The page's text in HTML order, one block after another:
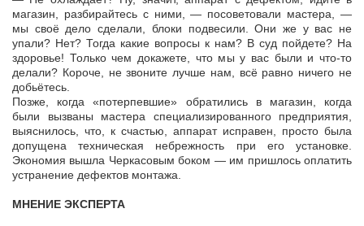
магазин, разбирайтесь с ними, — посоветовали мастера, —
мы своё дело сделали, блоки подвесили. Они же у вас не
упали? Нет? Тогда какие вопросы к нам? В суд пойдете? На
здоровье! Только чем докажете, что мы у вас были и что-то
делали? Короче, не звоните лучше нам, всё равно ничего не
добьётесь.
Позже, когда «потерпевшие» обратились в магазин, когда
были вызваны мастера специализированного предприятия,
выяснилось, что, к счастью, аппарат исправен, просто была
допущена техническая небрежность при его установке.
Экономия вышла Черкасовым боком — им пришлось оплатить
устранение дефектов монтажа.
МНЕНИЕ ЭКСПЕРТА